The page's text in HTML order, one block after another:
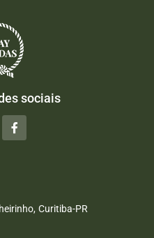
sociais
Curitiba-PR